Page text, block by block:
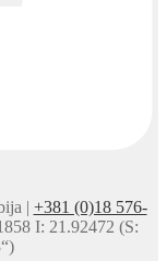
| +381 (0)18 576-
I: 21.92472 (S: